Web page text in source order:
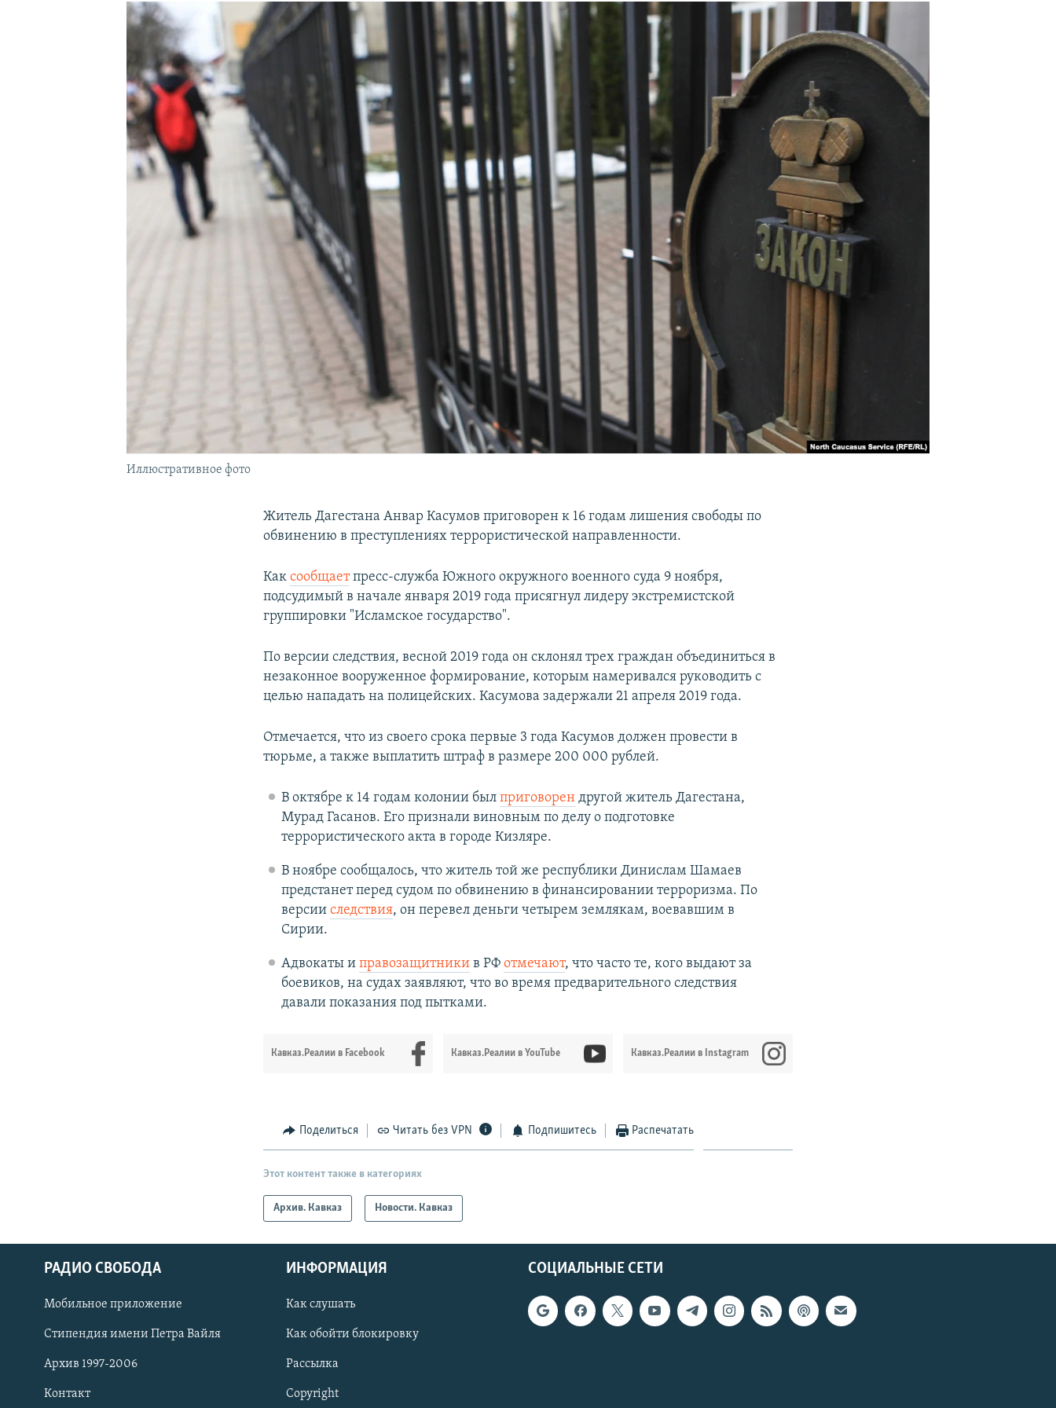
ПОДПИШИТЕСЬ НА РАССЫЛКУ
СОЦИАЛЬНЫЕ СЕТИ
Иллюстративное фото
Житель Дагестана Анвар Касумов приговорен к 16 годам лишения свободы по
обвинению в преступлениях террористической направленности.
Каксообщаетпресс-служба Южного окружного военного суда 9 ноября,
подсудимый в начале января 2019 года присягнул лидеру экстремистской
группировки "Исламское государство".
По версии следствия, весной 2019 года он склонял трех граждан объединиться в
незаконное вооруженное формирование, которым намеривался руководить с
целью нападать на полицейских. Касумова задержали 21 апреля 2019 года.
Отмечается, что из своего срока первые 3 года Касумов должен провести в
тюрьме, а также выплатить штраф в размере 200 000 рублей.
В октябре к 14 годам колонии был приговорендругой житель Дагестана,
Мурад Гасанов. Его признали виновным по делу о подготовке
террористического акта в городе Кизляре.
В ноябре сообщалось, что житель той же республики Динислам Шамаев
предстанет перед судом по обвинению в финансировании терроризма. По
версии следствия, он перевел деньги четырем землякам, воевавшим в
Сирии.
Адвокаты и правозащитникив РФ отмечают, что часто те, кого выдают за
боевиков, на судах заявляют, что во время предварительного следствия
давали показания под пытками.
Кавказ.Реалии в Facebook Кавказ.Реалии в YouTube Кавказ.Реалии в Instagram
Поделиться Читать без VPN Подпишитесь Распечатать
Этот контент также в категориях
Архив. Кавказ Новости. Кавказ
СОЦИАЛЬНЫЕ СЕТИ
РАДИО СВОБОДА
Мобильное приложение
Стипендия имени Петра Вайля
Архив 1997-2006
Контакт
ИНФОРМАЦИЯ
Как слушать
Как обойти блокировку
Рассылка
Copyright